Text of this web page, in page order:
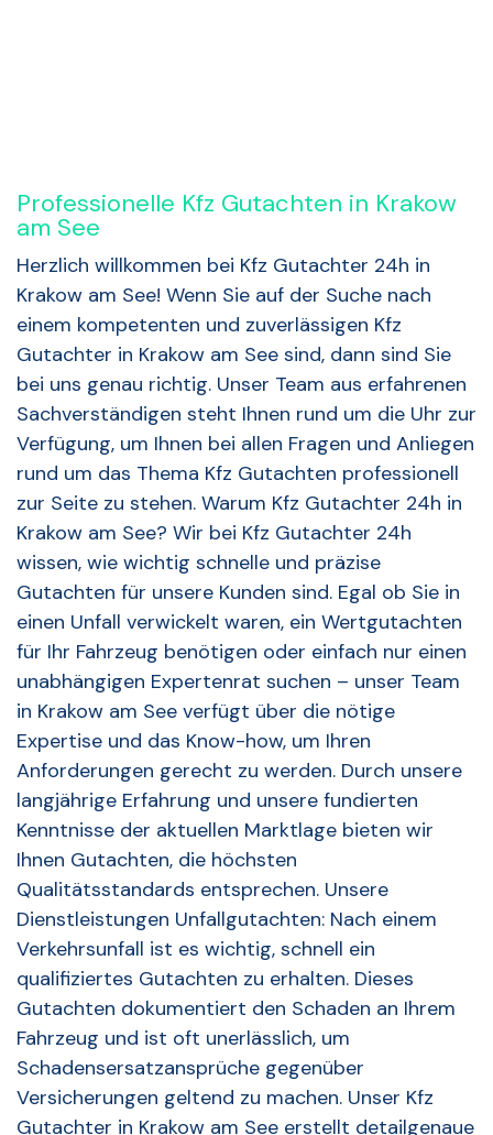
Professionelle Kfz Gutachten in Krakow
am See
Herzlich willkommen bei Kfz Gutachter 24h in
Krakow am See! Wenn Sie auf der Suche nach
einem kompetenten und zuverlässigen Kfz
Gutachter in Krakow am See sind, dann sind Sie
bei uns genau richtig. Unser Team aus erfahrenen
Sachverständigen steht Ihnen rund um die Uhr zur
Verfügung, um Ihnen bei allen Fragen und Anliegen
rund um das Thema Kfz Gutachten professionell
zur Seite zu stehen. Warum Kfz Gutachter 24h in
Krakow am See? Wir bei Kfz Gutachter 24h
wissen, wie wichtig schnelle und präzise
Gutachten für unsere Kunden sind. Egal ob Sie in
einen Unfall verwickelt waren, ein Wertgutachten
für Ihr Fahrzeug benötigen oder einfach nur einen
unabhängigen Expertenrat suchen – unser Team
in Krakow am See verfügt über die nötige
Expertise und das Know-how, um Ihren
Anforderungen gerecht zu werden. Durch unsere
langjährige Erfahrung und unsere fundierten
Kenntnisse der aktuellen Marktlage bieten wir
Ihnen Gutachten, die höchsten
Qualitätsstandards entsprechen. Unsere
Dienstleistungen Unfallgutachten: Nach einem
Verkehrsunfall ist es wichtig, schnell ein
qualifiziertes Gutachten zu erhalten. Dieses
Gutachten dokumentiert den Schaden an Ihrem
Fahrzeug und ist oft unerlässlich, um
Schadensersatzansprüche gegenüber
Versicherungen geltend zu machen. Unser Kfz
Gutachter in Krakow am See erstellt detailgenaue